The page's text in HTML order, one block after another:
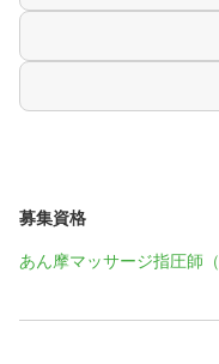
募集資格
あん摩マッサージ指圧師（